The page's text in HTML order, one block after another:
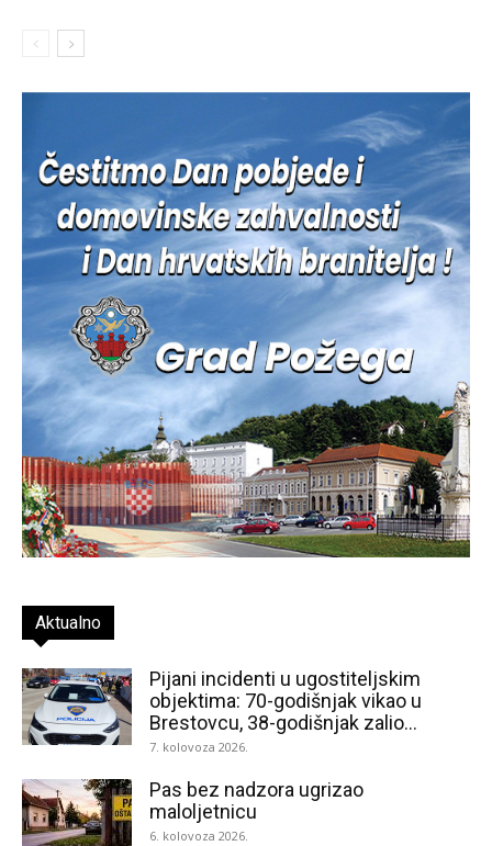
Aktualno
Pijani incidenti u ugostiteljskim
objektima: 70-godišnjak vikao u
Brestovcu, 38-godišnjak zalio...
7. kolovoza 2026.
Pas bez nadzora ugrizao
maloljetnicu
6. kolovoza 2026.